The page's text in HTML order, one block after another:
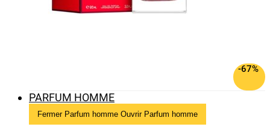
-67%
PARFUM HOMME
Fermer Parfum homme Ouvrir Parfum homme